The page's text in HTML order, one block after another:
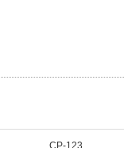
CP-123